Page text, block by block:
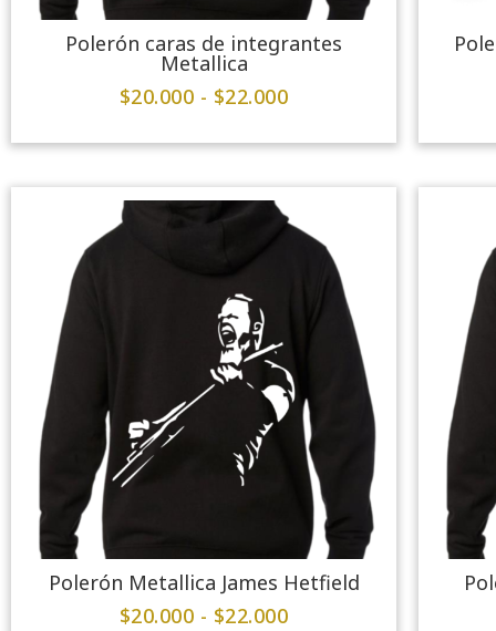
Polerón caras de integrantes
Metallica
$20.000 - $22.000
Polerón Metallica James Hetfield
$20.000 - $22.000